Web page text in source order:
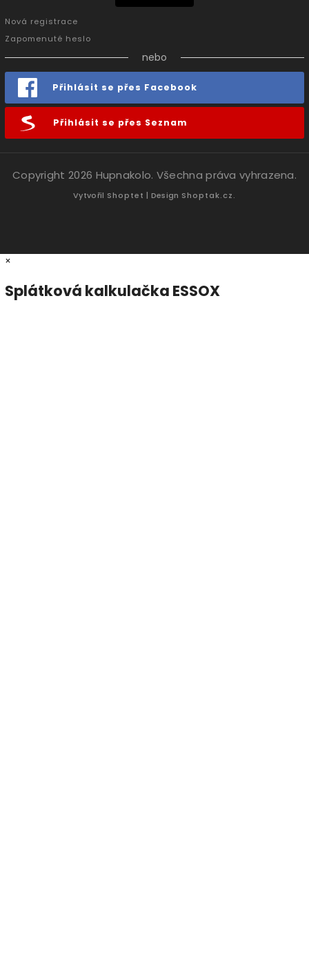
Nová registrace
Zapomenuté heslo
nebo
Přihlásit se přes Facebook
Přihlásit se přes Seznam
Copyright 2026 Hupnakolo. Všechna práva vyhrazena.
Vytvořil Shoptet | Design Shoptak.cz.
×
Splátková kalkulačka ESSOX